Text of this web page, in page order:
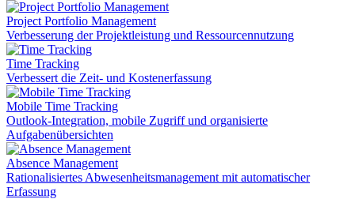
Project Portfolio Management
Verbesserung der Projektleistung und Ressourcennutzung
Time Tracking
Verbessert die Zeit- und Kostenerfassung
Mobile Time Tracking
Outlook-Integration, mobile Zugriff und organisierte
Aufgabenübersichten
Absence Management
Rationalisiertes Abwesenheitsmanagement mit automatischer
Erfassung